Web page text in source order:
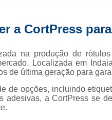
a CortPress
na produção de
Localizada em
de última geração para
de opções, incluindo
adesivas, a CortPress se